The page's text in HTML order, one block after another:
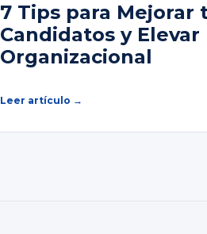
7 Tips para Mejorar
Candidatos y
Organizacional
Leer artículo →